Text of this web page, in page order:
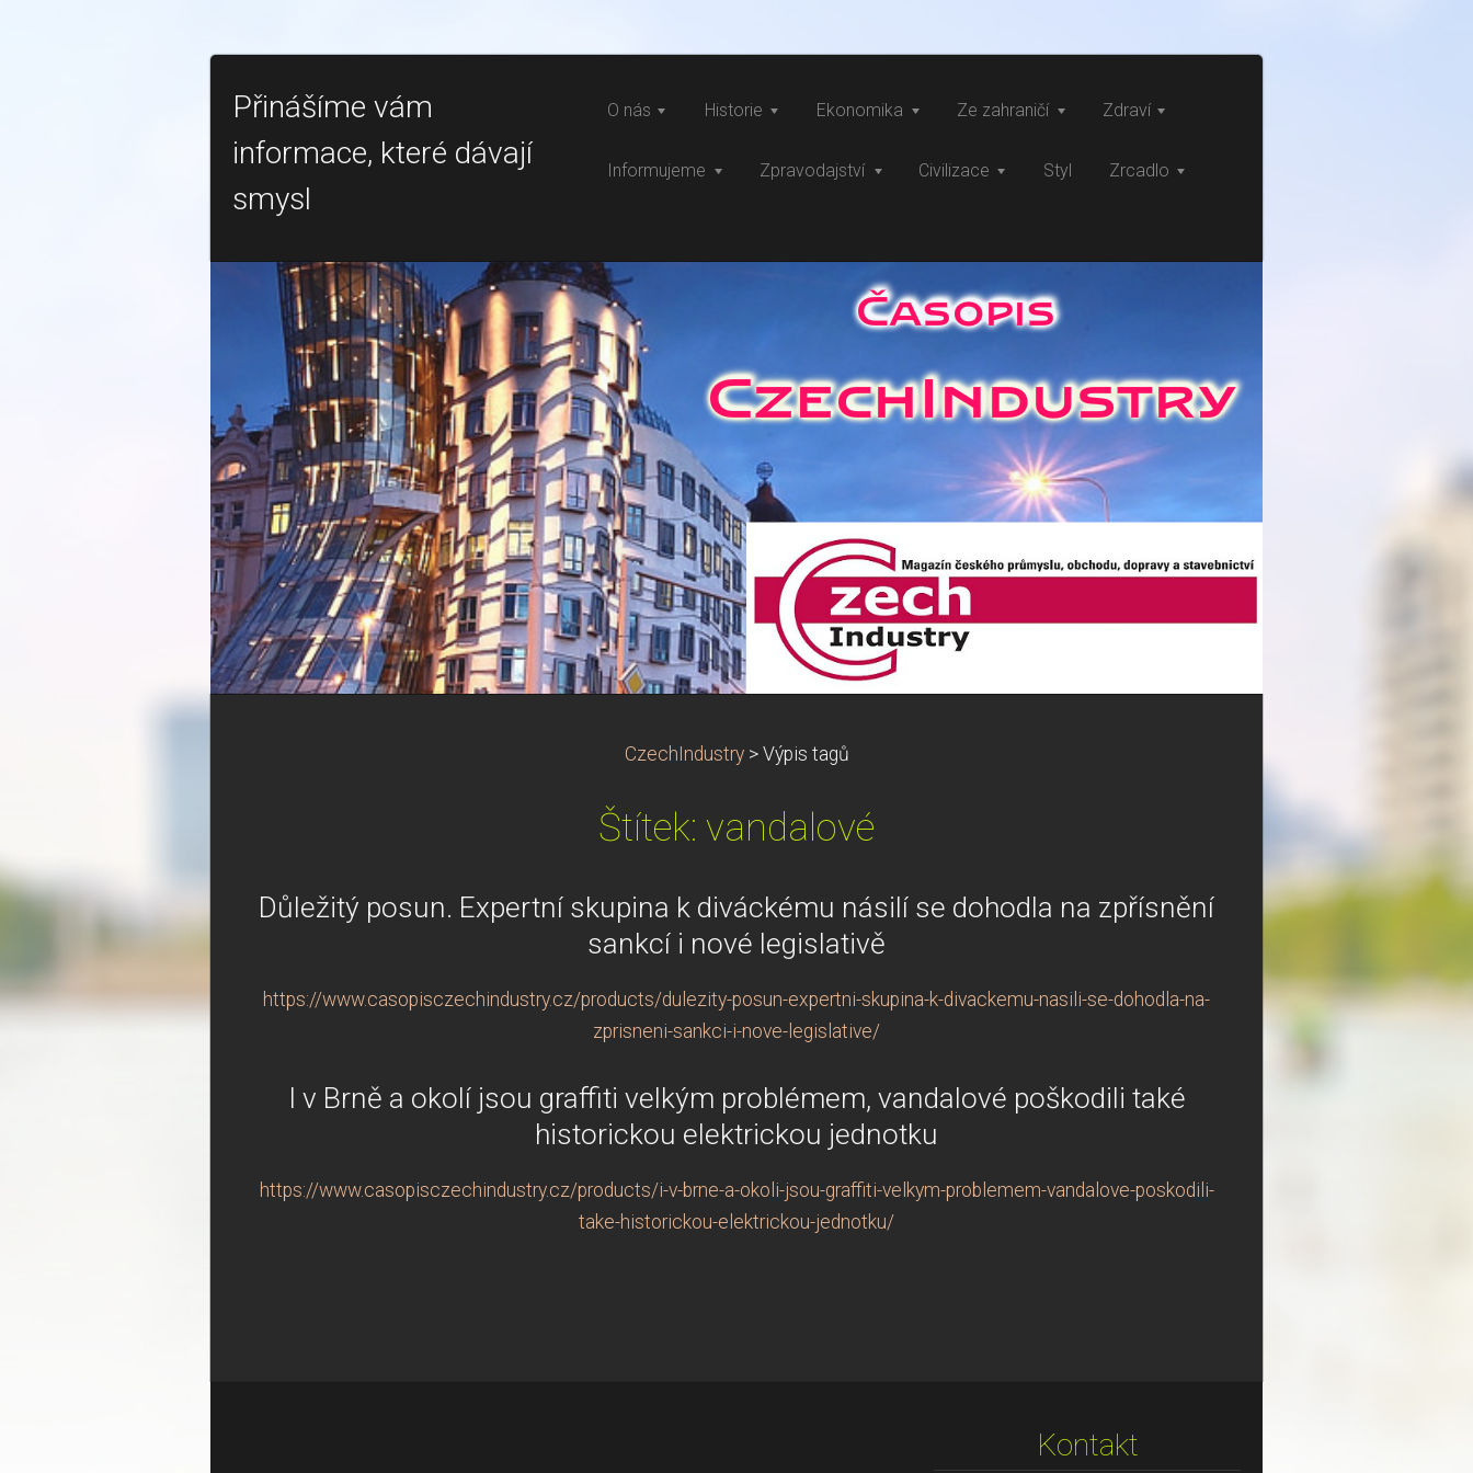
Přinášíme vám
informace, které dávají
smysl
O nás Historie Ekonomika Ze zahraničí Zdraví
Informujeme Zpravodajství Civilizace Styl Zrcadlo
CzechIndustry > Výpis tagů
Štítek: vandalové
Důležitý posun. Expertní skupina k diváckému násilí se dohodla na zpřísnění
sankcí i nové legislativě
https://www.casopisczechindustry.cz/products/dulezity-posun-expertni-skupina-k-divackemu-nasili-se-dohodla-na-
zprisneni-sankci-i-nove-legislative/
I v Brně a okolí jsou graffiti velkým problémem, vandalové poškodili také
historickou elektrickou jednotku
https://www.casopisczechindustry.cz/products/i-v-brne-a-okoli-jsou-graffiti-velkym-problemem-vandalove-poskodili-
take-historickou-elektrickou-jednotku/
Kontakt